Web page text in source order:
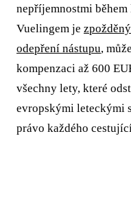
nepříjemnostmi
Vuelingem je
odepření nástupu,
kompenzaci až 600
všechny lety, které
evropskými leteckými
právo každého